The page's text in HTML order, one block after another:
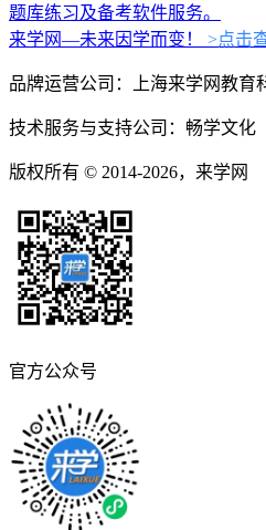
题库练习及备考软件服务。
来学网—未来因学而变！
>点击
品牌运营公司：上海来学网教育
技术服务与支持公司：畅学文化
版权所有 © 2014-2026，来学网
官方公众号